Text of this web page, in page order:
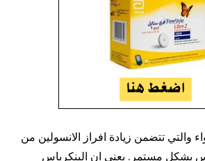
والتي تتضمن زيادة افراز الانسولين من
بشكل مستمر. يعني ان البنكرياس